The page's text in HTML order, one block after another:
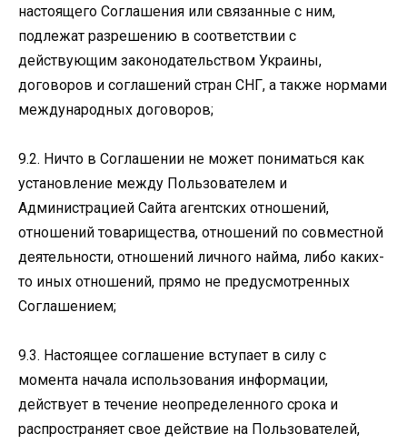
настоящего Соглашения или связанные с ним,
подлежат разрешению в соответствии с
действующим законодательством Украины,
договоров и соглашений стран СНГ, а также нормами
международных договоров;
9.2. Ничто в Соглашении не может пониматься как
установление между Пользователем и
Администрацией Сайта агентских отношений,
отношений товарищества, отношений по совместной
деятельности, отношений личного найма, либо каких-
то иных отношений, прямо не предусмотренных
Соглашением;
9.3. Настоящее соглашение вступает в силу с
момента начала использования информации,
действует в течение неопределенного срока и
распространяет свое действие на Пользователей,